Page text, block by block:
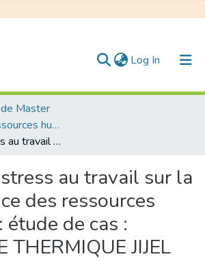
Log In (current)
Master
Gestion des ressources humaines
Impact du stress au travail sur la performance des ressources humaines : étude de cas : CENTRALE THERMIQUE JIJEL
au travail sur la
des ressources
étude de cas :
THERMIQUE JIJEL